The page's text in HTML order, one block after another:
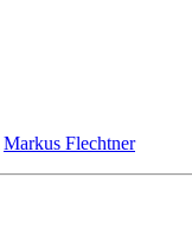
Markus Flechtner